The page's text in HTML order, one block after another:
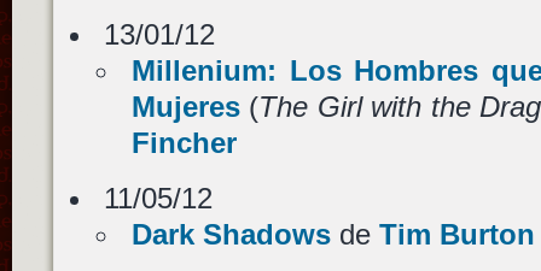
13/01/12
Millenium: Los Hombres
Mujeres(The Girl with the
Fincher
11/05/12
Dark Shadowsde Tim Burton